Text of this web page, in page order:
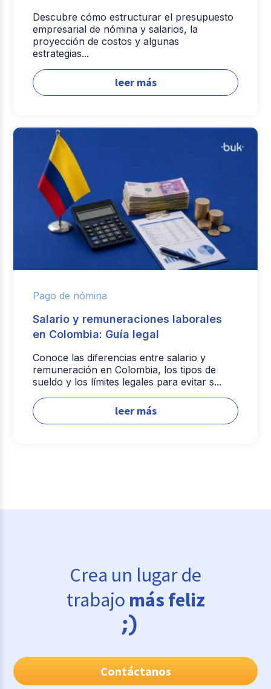
Descubre cómo estructurar el presupuesto
empresarial de nómina y salarios, la
proyección de costos y algunas
estrategias...
leer más
Pago de nómina
Salario y remuneraciones laborales
en Colombia: Guía legal
Conoce las diferencias entre salario y
remuneración en Colombia, los tipos de
sueldo y los límites legales para evitar s...
leer más
Crea un lugar de
trabajo más feliz
Contáctanos